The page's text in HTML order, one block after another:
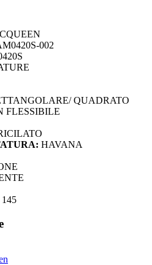
002
QUADRATO
FLESSIBILE
HAVANA
145